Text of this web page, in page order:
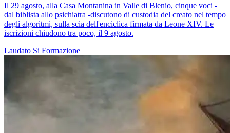
Il 29 agosto, alla Casa Montanina in Valle di Blenio, cinque voci -
dal biblista allo psichiatra -discutono di custodia del creato nel tempo
degli algoritmi, sulla scia dell'enciclica firmata da Leone XIV. Le
iscrizioni chiudono tra poco, il 9 agosto.
Laudato Si Formazione